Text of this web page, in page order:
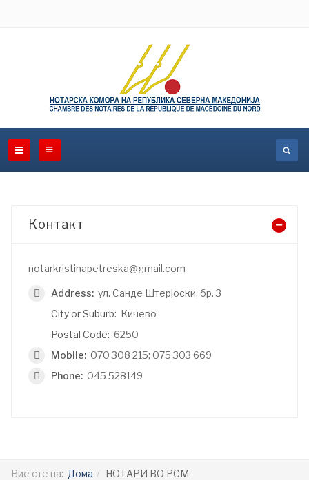
Контакт
notarkristinapetreska@gmail.com
Address: ул. Санде Штерјоски, бр. 3
City or Suburb: Кичево
Postal Code: 6250
Mobile: 070 308 215; 075 303 669
Phone: 045 528149
Вие сте на: Дома
НОТАРИ ВО РСМ